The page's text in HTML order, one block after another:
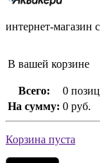
интернет-магазин
В вашей корзине
Всего:
0
На сумму: 0 руб.
Корзина пуста